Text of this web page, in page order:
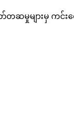
မှုများမှ ကင်းဝေ